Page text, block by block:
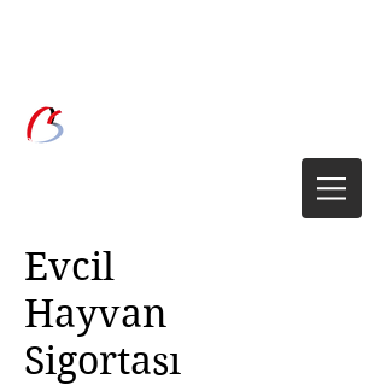
Birsen Grup
Evcil
Hayvan
Sigortası